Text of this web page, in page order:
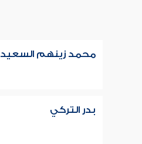
محمد زينهم السعيد
بدر التركي